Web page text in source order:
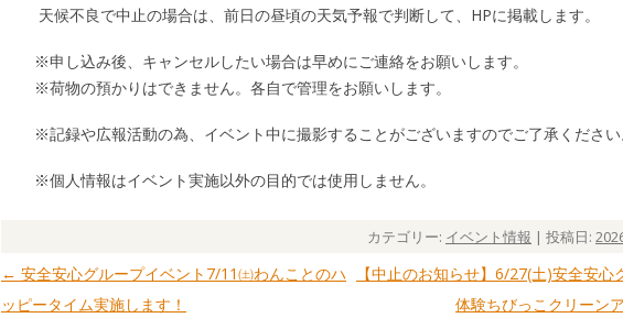
天候不良で中止の場合は、前日の昼頃の天気予報で判断して、HPに掲載します。
※申し込み後、キャンセルしたい場合は早めにご連絡をお願いします。
※荷物の預かりはできません。各自で管理をお願いします。
※記録や広報活動の為、イベント中に撮影することがございますのでご了承ください
※個人情報はイベント実施以外の目的では使用しません。
カテゴリー: イベント情報 | 投稿日:
投稿ナビゲーション
← 安全安心グループイベント7/11㈯わんことのハ
ッピータイム実施します！
【中止のお知らせ】6/27(土)安全安心
体験ちびっこクリーン